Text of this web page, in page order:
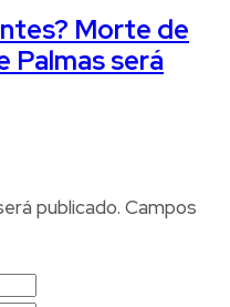
Morte de
Palmas será
publicado. Campos